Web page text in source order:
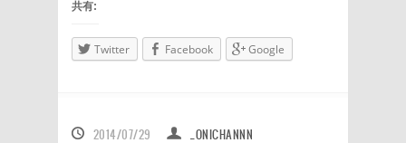
共有:
Twitter Facebook Google
2014/07/29
_ONICHANNN